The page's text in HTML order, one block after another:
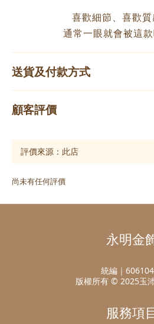
喜歡細節、喜歡質
通常一眼就會被這
送貨及付款方式
顧客評價
尚未有任何評價
永明金
統編｜
版權所有 © 2025玉
服務項